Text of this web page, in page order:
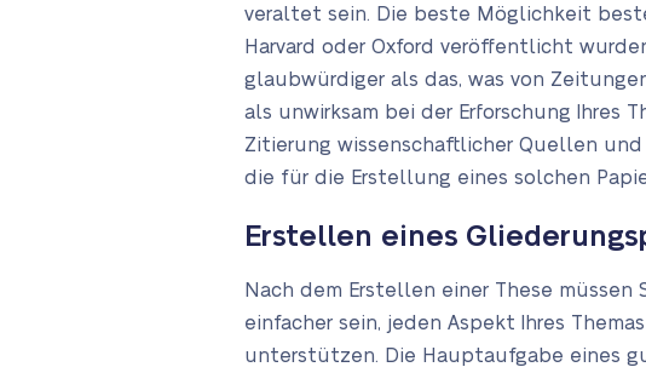
veraltet sein. Die beste Möglichkeit
Harvard oder Oxford veröffentlicht
glaubwürdiger als das, was von
als unwirksam bei der Erforschung Ihres
Zitierung wissenschaftlicher Quellen
die für die Erstellung eines solchen
Erstellen eines
Nach dem Erstellen einer These
einfacher sein, jeden Aspekt Ihres
unterstützen. Die Hauptaufgabe eines